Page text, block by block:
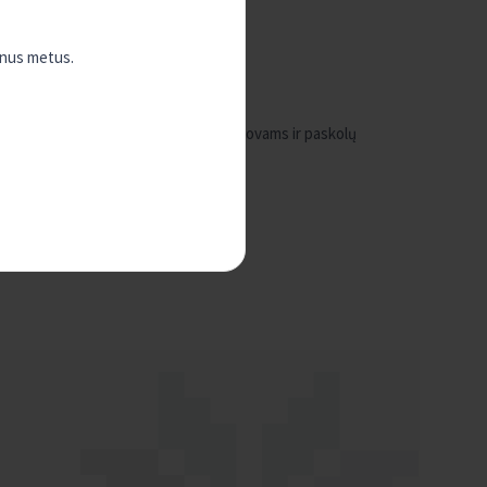
metus.
išmokoms(tantjemoms) unijos vadovams ir paskolų